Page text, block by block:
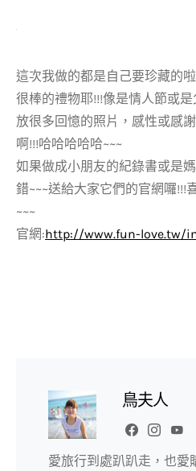
這次我做的都是自己要珍藏的
很棒的禮物耶!!!像是情人節或
放很多回憶的照片，感性或感
啊!!!哈哈哈哈哈~~~
如果做成小朋友的紀錄書或是
錯~~~送給大家它們的官網囉!!!
~~~
官網:http://www.fun-love.tw/
鳥夫人
愛旅行到處趴趴走，也愛